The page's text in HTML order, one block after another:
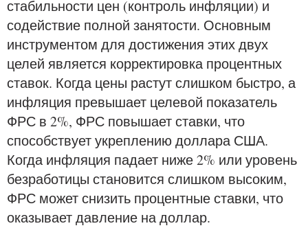
стабильности цен (контроль инфляции) и
содействие полной занятости. Основным
инструментом для достижения этих двух
целей является корректировка процентных
ставок. Когда цены растут слишком быстро, а
инфляция превышает целевой показатель
ФРС в 2%, ФРС повышает ставки, что
способствует укреплению доллара США.
Когда инфляция падает ниже 2% или уровень
безработицы становится слишком высоким,
ФРС может снизить процентные ставки, что
оказывает давление на доллар.